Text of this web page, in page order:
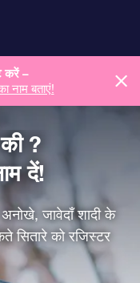
करें –
नाम बताएं!
?
दें!
जावेदाँ शादी के
सितारे को रजिस्टर